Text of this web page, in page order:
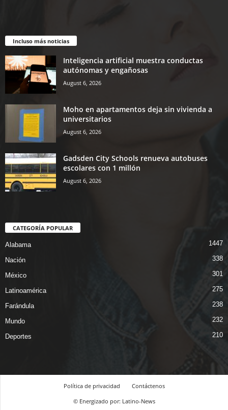
Incluso más noticias
Inteligencia artificial muestra conductas
autónomas y engañosas
August 6, 2026
Moho en apartamentos deja sin vivienda a
universitarios
August 6, 2026
Gadsden City Schools renueva autobuses
escolares con 1 millón
August 6, 2026
CATEGORÍA POPULAR
Alabama 1447
Nación 338
México 301
Latinoamérica 275
Farándula 238
Mundo 232
Deportes 210
Política de privacidad
Contáctenos
© Energizado por: Latino-News